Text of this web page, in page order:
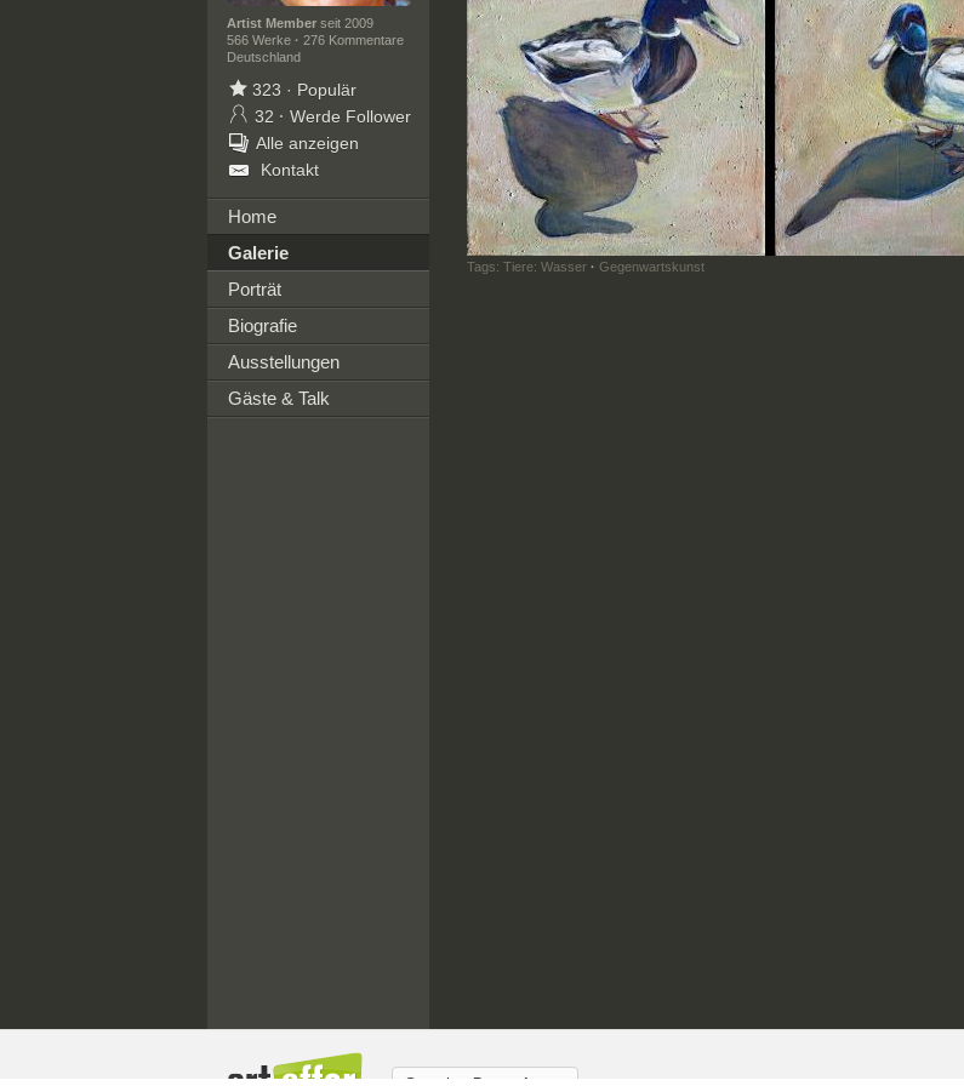
Artist Memberseit 2009
566 Werke · 276 Kommentare
Deutschland
323 · Populär
32 · Werde Follower
Alle anzeigen
Kontakt
Home
Galerie
Porträt
Biografie
Ausstellungen
Gäste & Talk
Tags: Tiere: Wasser · Gegenwartskunst